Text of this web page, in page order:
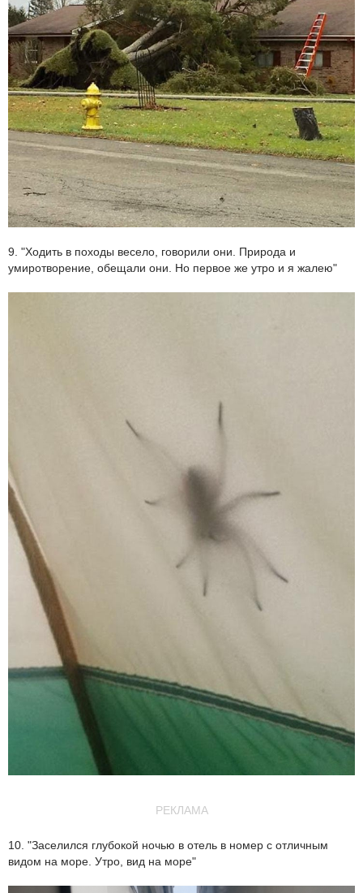
9. "Ходить в походы весело, говорили они. Природа и
умиротворение, обещали они. Но первое же утро и я жалею"
РЕКЛАМА
10. "Заселился глубокой ночью в отель в номер с отличным
видом на море. Утро, вид на море"